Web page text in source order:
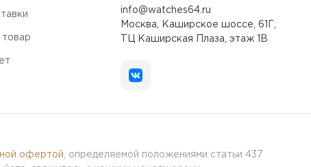
товар
info@watches64.ru
Москва, Каширское шоссе, 61Г,
ТЦ Каширская Плаза, этаж 1В
офертой , определяемой положениями статьи 437